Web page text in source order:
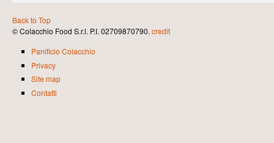
Back to Top
© Colacchio Food S.r.l. P.I. 02709870790. credit
Panificio Colacchio
Privacy
Site map
Contatti